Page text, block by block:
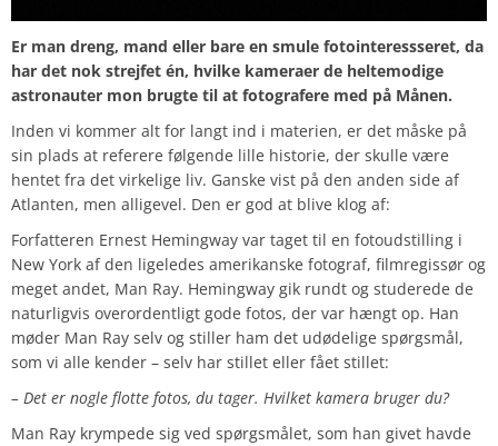
Er man dreng, mand eller bare en smule fotointeressseret, da
har det nok strejfet én, hvilke kameraer de heltemodige
astronauter mon brugte til at fotografere med på Månen.
Inden vi kommer alt for langt ind i materien, er det måske på
sin plads at referere følgende lille historie, der skulle være
hentet fra det virkelige liv. Ganske vist på den anden side af
Atlanten, men alligevel. Den er god at blive klog af:
Forfatteren Ernest Hemingway var taget til en fotoudstilling i
New York af den ligeledes amerikanske fotograf, filmregissør og
meget andet, Man Ray. Hemingway gik rundt og studerede de
naturligvis overordentligt gode fotos, der var hængt op. Han
møder Man Ray selv og stiller ham det udødelige spørgsmål,
som vi alle kender – selv har stillet eller fået stillet:
– Det er nogle flotte fotos, du tager. Hvilket kamera bruger du?
Man Ray krympede sig ved spørgsmålet, som han givet havde